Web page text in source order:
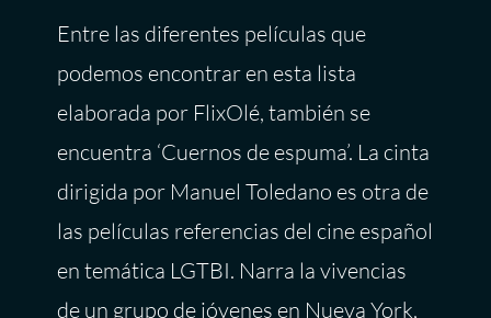
Entre las diferentes películas que
podemos encontrar en esta lista
elaborada por FlixOlé, también se
encuentra ‘Cuernos de espuma’. La cinta
dirigida por Manuel Toledano es otra de
las películas referencias del cine español
en temática LGTBI. Narra la vivencias
de un grupo de jóvenes en Nueva York,